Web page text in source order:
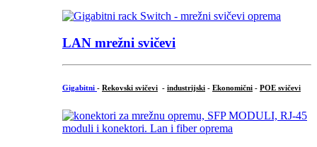
LAN mrežni svičevi
Gigabitni - Rekovski svičevi - industrijski - Ekonomični - POE svičevi